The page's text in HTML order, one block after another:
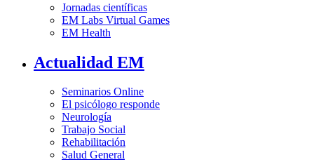
Jornadas científicas
EM Labs Virtual Games
EM Health
Actualidad EM
Seminarios Online
El psicólogo responde
Neurología
Trabajo Social
Rehabilitación
Salud General